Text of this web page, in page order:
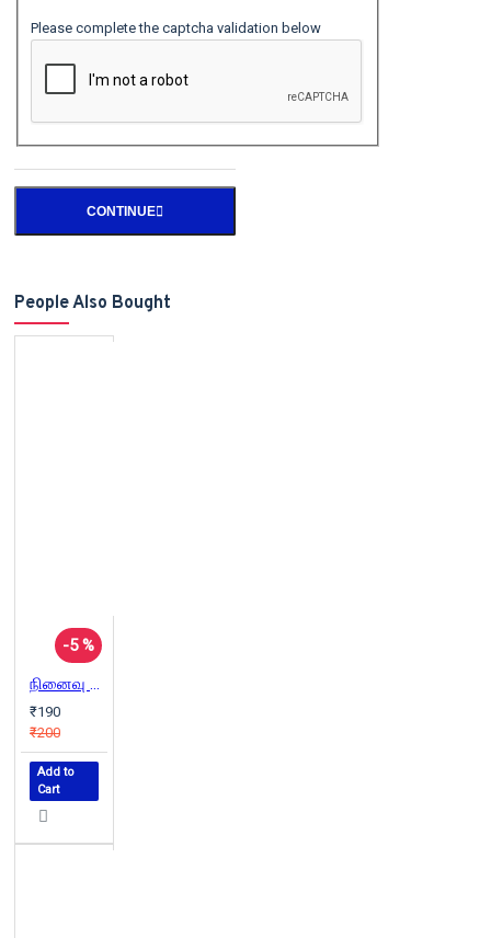
Please complete the captcha validation below
CONTINUE
People Also Bought
-5 %
நினைவு மஞ்சரி
₹190
₹200
Add to
Cart